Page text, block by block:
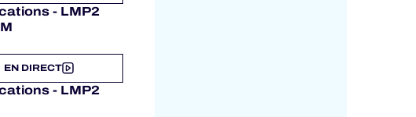
- LMP2
EN DIRECT
- LMP2